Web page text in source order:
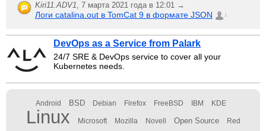
Kiri11.ADV1, 7 марта 2021 года в 12:01 →
Логи catalina.out в TomCat 9 в формате JSON 1
DevOps as a Service from Palark
24/7 SRE & DevOps service to cover all your
Kubernetes needs.
Android BSD Debian Firefox FreeBSD IBM KDE
Linux Microsoft Mozilla Novell Open Source Red